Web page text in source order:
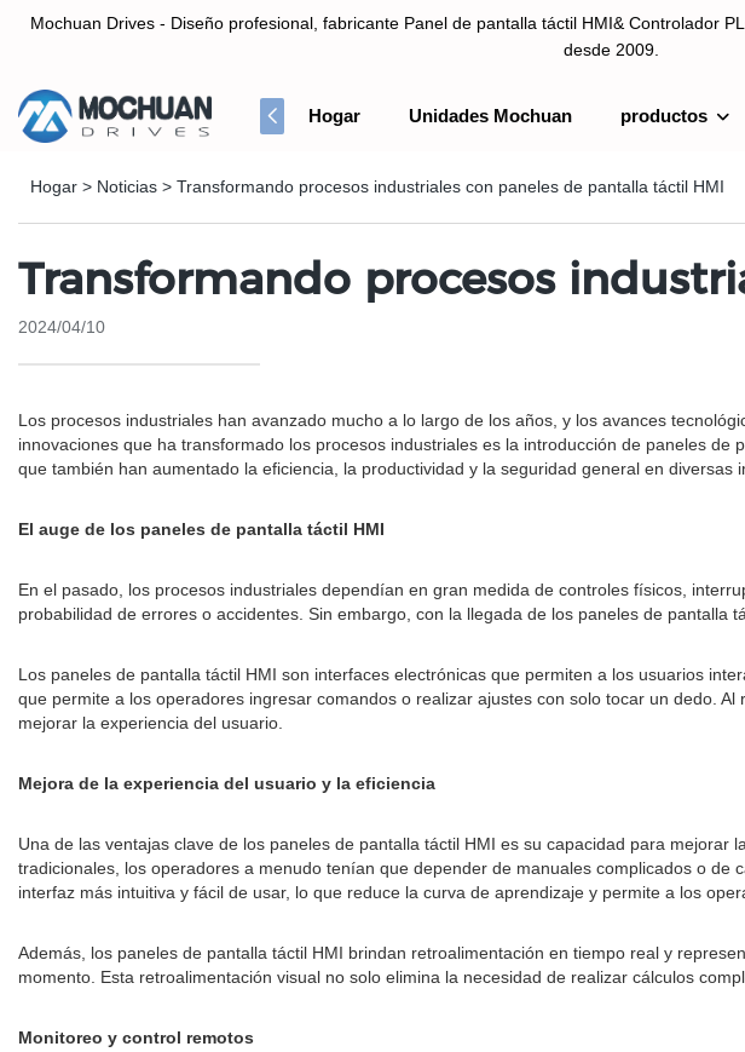
Mochuan Drives - Diseño profesional, fabricante Panel de pantalla táctil HMI& Controlador
desde 2009.
Hogar Unidades Mochuan productos
Hogar > Noticias > Transformando procesos industriales con paneles de pantalla táctil HMI
Transformando procesos
2024/04/10
Los procesos industriales han avanzado mucho a lo largo de los años, y los avances
innovaciones que ha transformado los procesos industriales es la introducción de paneles
que también han aumentado la eficiencia, la productividad y la seguridad general en diversas
El auge de los paneles de pantalla táctil HMI
En el pasado, los procesos industriales dependían en gran medida de controles físicos,
probabilidad de errores o accidentes. Sin embargo, con la llegada de los paneles de pantalla
Los paneles de pantalla táctil HMI son interfaces electrónicas que permiten a los usuarios
que permite a los operadores ingresar comandos o realizar ajustes con solo tocar un dedo.
mejorar la experiencia del usuario.
Mejora de la experiencia del usuario y la eficiencia
Una de las ventajas clave de los paneles de pantalla táctil HMI es su capacidad para
tradicionales, los operadores a menudo tenían que depender de manuales complicados o
interfaz más intuitiva y fácil de usar, lo que reduce la curva de aprendizaje y permite a los
Además, los paneles de pantalla táctil HMI brindan retroalimentación en tiempo real y
momento. Esta retroalimentación visual no solo elimina la necesidad de realizar cálculos
Monitoreo y control remotos